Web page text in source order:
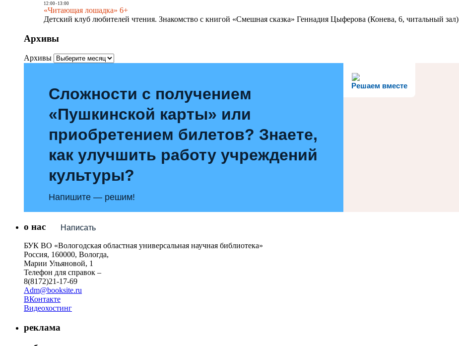
12:00- 13:00
«Читающая лошадка» 6+
Детский клуб любителей чтения. Знакомство с книгой «Смешная сказка» Геннадия Цыферова (Конева, 6, читальный зал)
Архивы
Архивы
Решаем вместе
Сложности с получением
«Пушкинской карты» или
приобретением билетов? Знаете,
как улучшить работу учреждений
культуры?
Напишите — решим!
Написать
о нас
БУК ВО «Вологодская областная универсальная научная библиотека»
Россия, 160000, Вологда,
Марии Ульяновой, 1
Телефон для справок –
8(8172)21-17-69
Adm@booksite.ru
ВКонтакте
Видеохостинг
реклама